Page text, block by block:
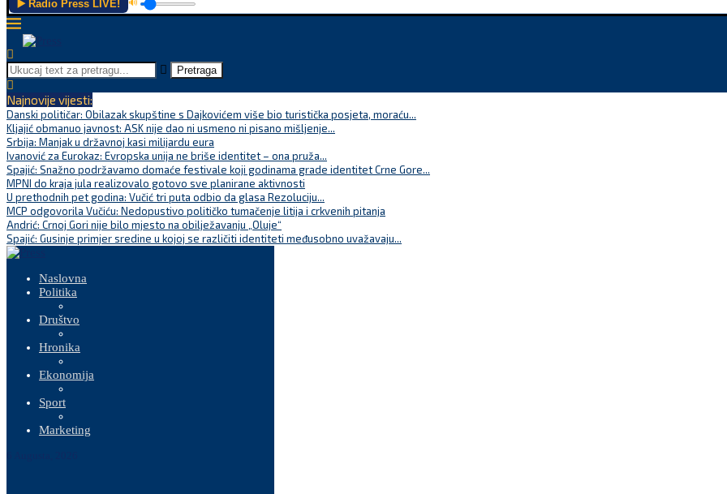
▶️ Radio Press LIVE! 🔊
Pretraga
Najnovije vijesti:
Danski političar: Obilazak skupštine s Dajkovićem više bio turistička posjeta, moraću...
Kljajić obmanuo javnost: ASK nije dao ni usmeno ni pisano mišljenje...
Srbija: Manjak u državnoj kasi milijardu eura
Ivanović za Eurokaz: Evropska unija ne briše identitet – ona pruža...
Spajić: Snažno podržavamo domaće festivale koji godinama grade identitet Crne Gore...
MPNI do kraja jula realizovalo gotovo sve planirane aktivnosti
U prethodnih pet godina: Vučić tri puta odbio da glasa Rezoluciju...
MCP odgovorila Vučiću: Nedopustivo političko tumačenje litija i crkvenih pitanja
Andrić: Crnoj Gori nije bilo mjesto na obilježavanju „Oluje“
Spajić: Gusinje primjer sredine u kojoj se različiti identiteti međusobno uvažavaju...
Naslovna
Politika
Društvo
Hronika
Ekonomija
Sport
Marketing